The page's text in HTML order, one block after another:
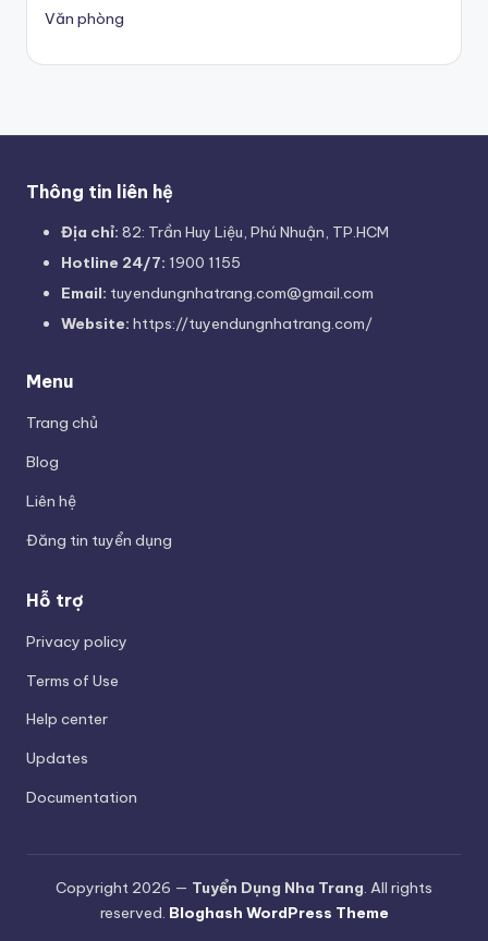
Văn phòng
Thông tin liên hệ
Địa chỉ: 82: Trần Huy Liệu, Phú Nhuận, TP.HCM
Hotline 24/7: 1900 1155
Email: tuyendungnhatrang.com@gmail.com
Website: https://tuyendungnhatrang.com/
Menu
Trang chủ
Blog
Liên hệ
Đăng tin tuyển dụng
Hỗ trợ
Privacy policy
Terms of Use
Help center
Updates
Documentation
Copyright 2026 — Tuyển Dụng Nha Trang. All rights
reserved. Bloghash WordPress Theme